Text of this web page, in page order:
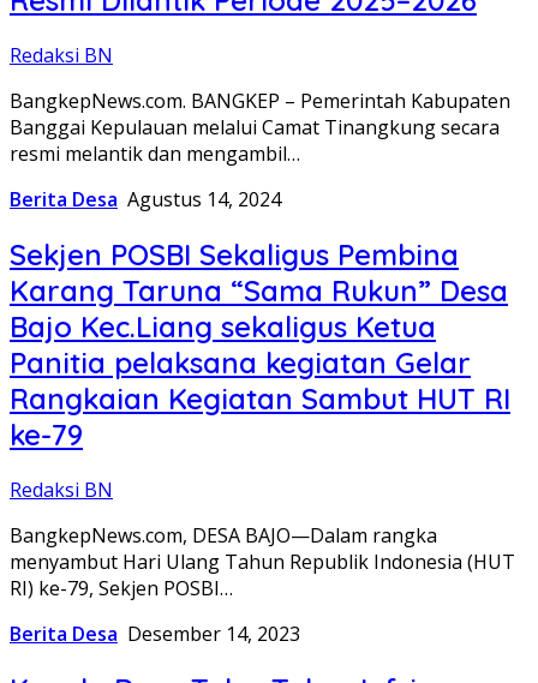
Redaksi BN
BangkepNews.com. BANGKEP – Pemerintah Kabupaten
Banggai Kepulauan melalui Camat Tinangkung secara
resmi melantik dan mengambil…
Berita Desa Agustus 14, 2024
Sekjen POSBI Sekaligus Pembina
Karang Taruna “Sama Rukun” Desa
Bajo Kec.Liang sekaligus Ketua
Panitia pelaksana kegiatan Gelar
Rangkaian Kegiatan Sambut HUT RI
ke-79
Redaksi BN
BangkepNews.com, DESA BAJO—Dalam rangka
menyambut Hari Ulang Tahun Republik Indonesia (HUT
RI) ke-79, Sekjen POSBI…
Berita Desa Desember 14, 2023